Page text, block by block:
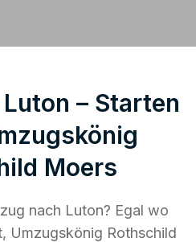
– Starten
Moers
nach Luton? Egal wo
Umzugskönig Rothschild